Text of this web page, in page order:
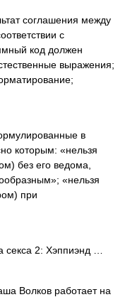
соглашения между
с
код должен
выражения;
в
которым: «нельзя
без его ведома,
«нельзя
при
2: Хэппиэнд …
Волков работает на